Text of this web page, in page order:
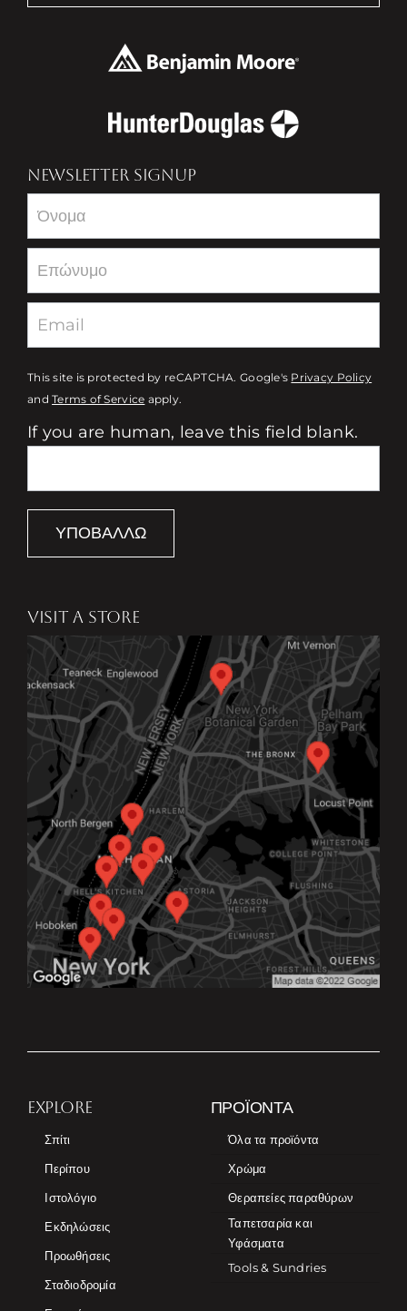
NEWSLETTER SIGNUP
Newsletter
This site is protected by reCAPTCHA. Google's Privacy Policy
andTerms of Service apply.
If you are human, leave this field blank.
ΥΠΟΒΆΛΛΩ
VISIT A STORE
EXPLORE
Σπίτι
Περίπου
Ιστολόγιο
Εκδηλώσεις
Προωθήσεις
Σταδιοδρομία
ΠΡΟΪΌΝΤΑ
Όλα τα προϊόντα
Χρώμα
Θεραπείες παραθύρων
Ταπετσαρία και
Υφάσματα
Tools & Sundries